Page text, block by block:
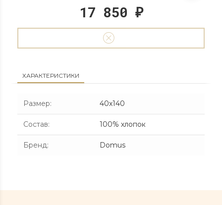
17 850 ₽
ХАРАКТЕРИСТИКИ
Размер: 40х140
Состав: 100% хлопок
Бренд: Domus